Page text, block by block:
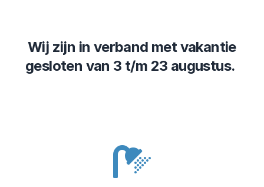
Wij zijn in verband met vakantie
gesloten van 3 t/m 23 augustus.